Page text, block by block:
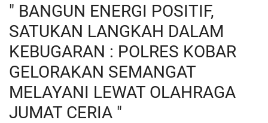
Home
Contact
NASIONAL
" BANGUN ENERGI POSITIF,
SATUKAN LANGKAH DALAM
KEBUGARAN : POLRES KOBAR
GELORAKAN SEMANGAT
MELAYANI LEWAT OLAHRAGA
JUMAT CERIA "